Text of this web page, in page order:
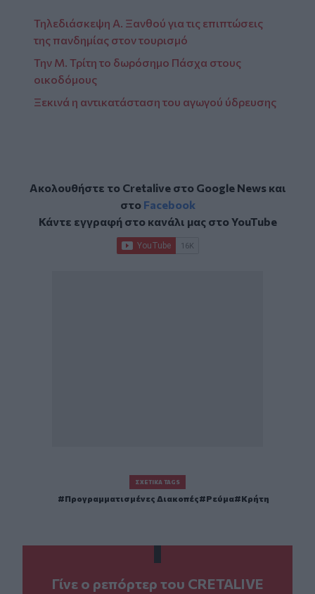
Τηλεδιάσκεψη Α. Ξανθού για τις επιπτώσεις
της πανδημίας στον τουρισμό
Την Μ. Τρίτη το δωρόσημο Πάσχα στους
οικοδόμους
Ξεκινά η αντικατάσταση του αγωγού ύδρευσης
Ακολουθήστε το Cretalive στο Google Newsκαι
στο Facebook
Κάντε εγγραφή στο κανάλι μας στοYouTube
ΣΧΕΤΙΚΆ TAGS
Προγραμματισμένες Διακοπές Ρεύμα Κρήτη
Γίνε ο ρεπόρτερ του CRETALIVE